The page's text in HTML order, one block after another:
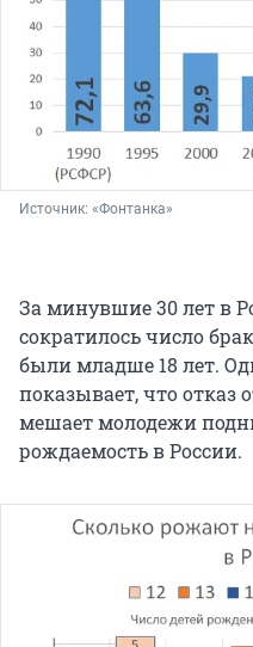
Источник: «Фонтанка»
За минувшие 30 лет в
сократилось число
были младше 18 лет.
показывает, что отказ
мешает молодежи
рождаемость в России.